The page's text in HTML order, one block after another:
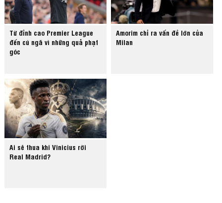
Từ đỉnh cao Premier League
đến cú ngã vì những quả phạt
góc
Amorim chỉ ra vấn đề lớn của
Milan
Ai sẽ thua khi Vinicius rời
Real Madrid?